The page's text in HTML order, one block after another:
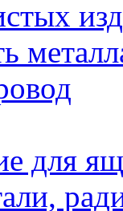
для